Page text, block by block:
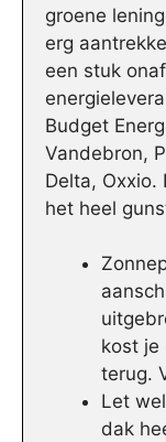
groene
erg
een stuk
Budget
Vandebron,
Delta, Oxxio.
het heel
kost je
terug.
Let
dak